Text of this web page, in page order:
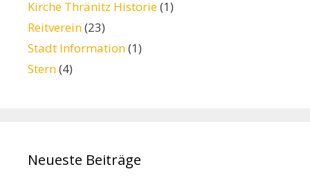
Kirche Thränitz Historie(1)
Reitverein(23)
Stadt Information(1)
Stern(4)
Neueste Beiträge